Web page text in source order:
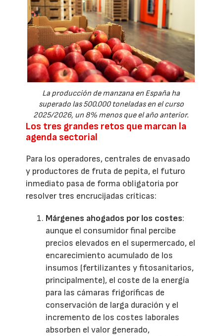
La producción de manzana en España ha
superado las 500.000 toneladas en el curso
2025/2026, un 8% menos que el año anterior.
Los tres grandes retos que marcan la
agenda sectorial
Para los operadores, centrales de envasado
y productores de fruta de pepita, el futuro
inmediato pasa de forma obligatoria por
resolver tres encrucijadas críticas:
Márgenes ahogados por los costes:
aunque el consumidor final percibe
precios elevados en el supermercado, el
encarecimiento acumulado de los
insumos (fertilizantes y fitosanitarios,
principalmente), el coste de la energía
para las cámaras frigoríficas de
conservación de larga duración y el
incremento de los costes laborales
absorben el valor generado,